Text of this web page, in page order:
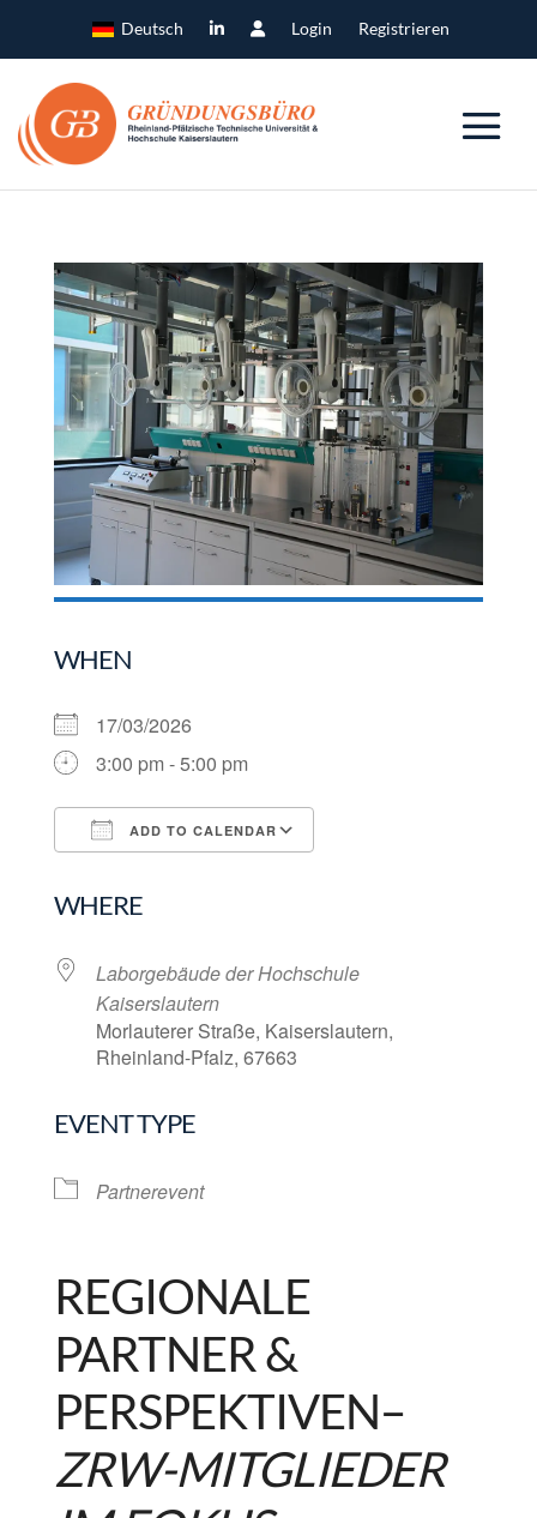
Deutsch Login Registrieren
WHEN
17/03/2026
3:00 pm - 5:00 pm
ADD TO CALENDAR
WHERE
Laborgebäude der Hochschule
Kaiserslautern
Morlauterer Straße, Kaiserslautern,
Rheinland-Pfalz, 67663
EVENT TYPE
Partnerevent
REGIONALE
PARTNER &
PERSPEKTIVEN–
ZRW-MITGLIEDER